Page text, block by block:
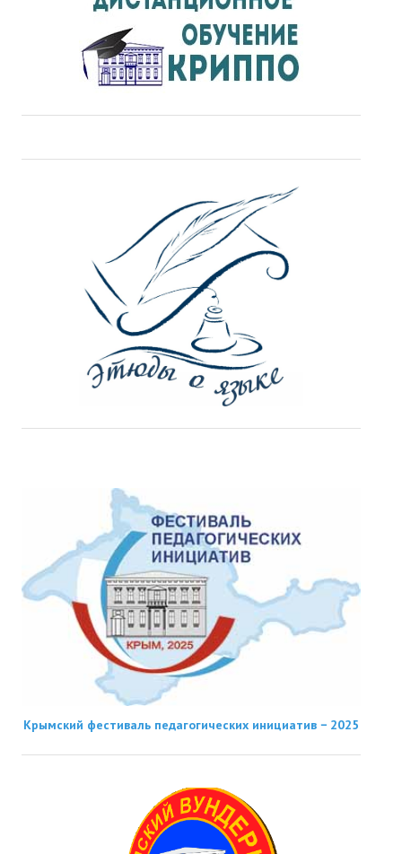
Крымский фестиваль педагогических инициатив − 2025